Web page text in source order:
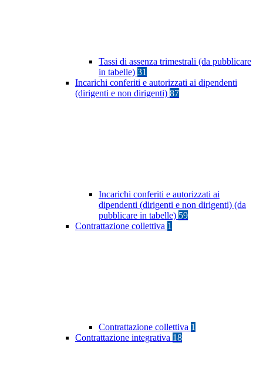
Tassi di assenza trimestrali (da pubblicare
in tabelle) 31
Incarichi conferiti e autorizzati ai dipendenti
(dirigenti e non dirigenti) 87
Incarichi conferiti e autorizzati ai
dipendenti (dirigenti e non dirigenti) (da
pubblicare in tabelle) 59
Contrattazione collettiva 1
Contrattazione collettiva 1
Contrattazione integrativa 18